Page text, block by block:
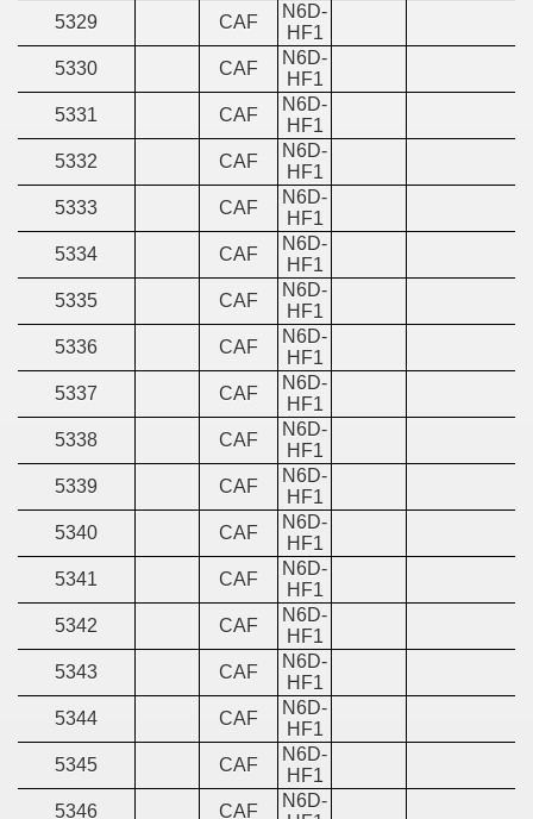
5329
CAF
N6D-
HF1
5330
CAF
N6D-
HF1
5331
CAF
N6D-
HF1
5332
CAF
N6D-
HF1
5333
CAF
N6D-
HF1
5334
CAF
N6D-
HF1
5335
CAF
N6D-
HF1
5336
CAF
N6D-
HF1
5337
CAF
N6D-
HF1
5338
CAF
N6D-
HF1
5339
CAF
N6D-
HF1
5340
CAF
N6D-
HF1
5341
CAF
N6D-
HF1
5342
CAF
N6D-
HF1
5343
CAF
N6D-
HF1
5344
CAF
N6D-
HF1
5345
CAF
N6D-
HF1
5346
CAF
N6D-